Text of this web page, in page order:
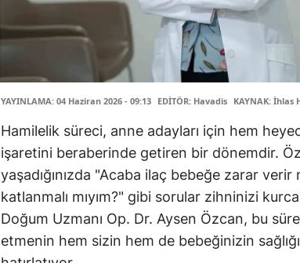
YAYINLAMA: 04 Haziran 2026 - 09:13 EDİTÖR: Havadis KAYNAK: İhlas
Hamilelik süreci, anne adayları için hem
işaretini beraberinde getiren bir dönemdir.
yaşadığınızda "Acaba ilaç bebeğe zarar verir
katlanmalı mıyım?" gibi sorular zihninizi
Doğum Uzmanı Op. Dr. Aysen Özcan, bu
etmenin hem sizin hem de bebeğinizin